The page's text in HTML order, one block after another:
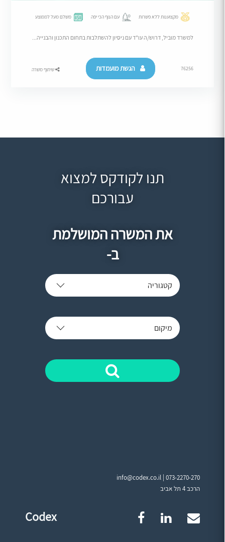
מקצוענות ללא פשרות עם הנוף הכי יפה משלם מעל לממוצע
למשרד מוביל, דרוש/ה עו"ד עם ניסיון להשתלבות בתחום התכנון והבנייה...
76256 הגשת מועמדות שיתוף משרה
תנו לקודקס למצוא
עבורכם
את המשרה המושלמת
ב-
קטגוריה
מיקום
info@codex.co.il |073-2270-270
הרכב 4 תל אביב
Codex